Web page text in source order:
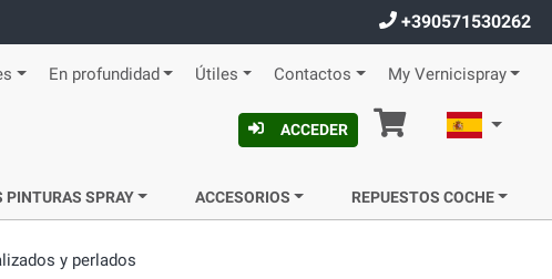
+390571530262
En profundidad Útiles Contactos My Vernicispray
ACCEDER Cesta Español
PINTURAS SPRAY ACCESORIOS REPUESTOS COCHE
y perlados